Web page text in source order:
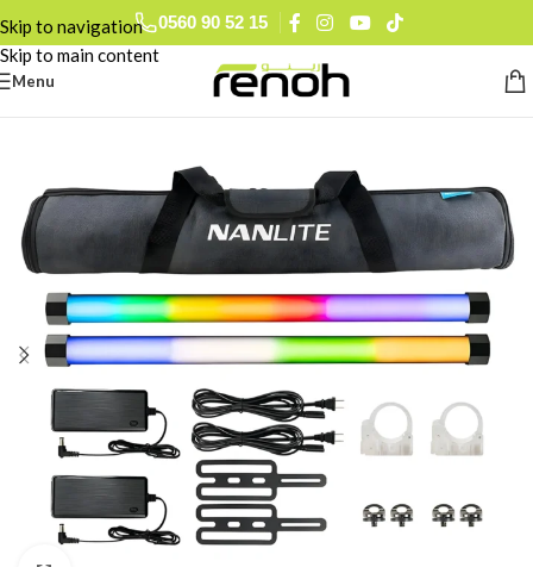
Skip to navigation
Skip to main content
0560 90 52 15
Menu